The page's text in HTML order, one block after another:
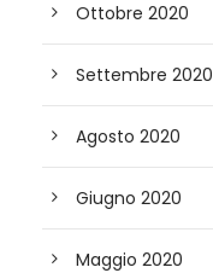
Ottobre 2020
Settembre 2020
Agosto 2020
Giugno 2020
Maggio 2020